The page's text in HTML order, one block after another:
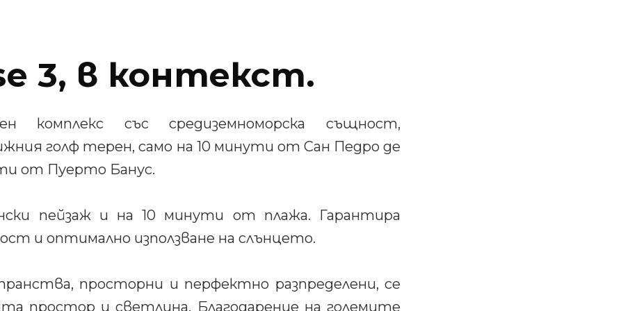
3, в контекст.
комплекс със средиземноморска същност,
голф терен, само на 10 минути от Сан Педро де
от Пуерто Банус.
пейзаж и на 10 минути от плажа. Гарантира
и оптимално използване на слънцето.
просторни и перфектно разпределени, се
простор и светлина. Благодарение на големите